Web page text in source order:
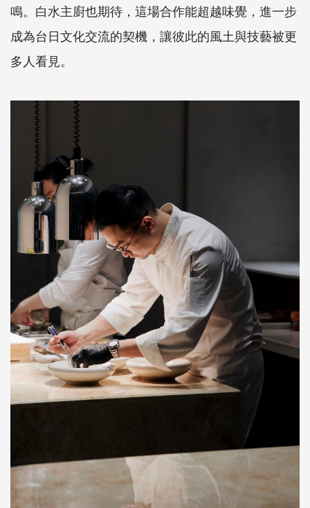
鳴。白水主廚也期待，這場合作能超越味覺，進一步
成為台日文化交流的契機，讓彼此的風土與技藝被更
多人看見。